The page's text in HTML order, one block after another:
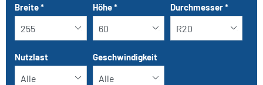
Tab updated: Nach Grösse
Breite* Höhe* Durchmesser*
Nutzlast Geschwindigkeit